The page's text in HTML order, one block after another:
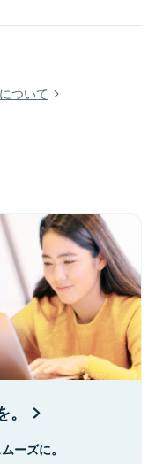
ついて
ーズに。